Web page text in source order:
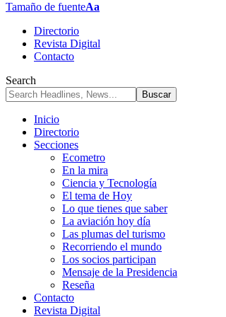
Tamaño de fuenteAa
Directorio
Revista Digital
Contacto
Search
Inicio
Directorio
Secciones
Ecometro
En la mira
Ciencia y Tecnología
El tema de Hoy
Lo que tienes que saber
La aviación hoy día
Las plumas del turismo
Recorriendo el mundo
Los socios participan
Mensaje de la Presidencia
Reseña
Contacto
Revista Digital